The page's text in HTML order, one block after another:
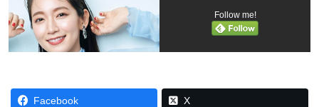
Follow me!
Facebook X